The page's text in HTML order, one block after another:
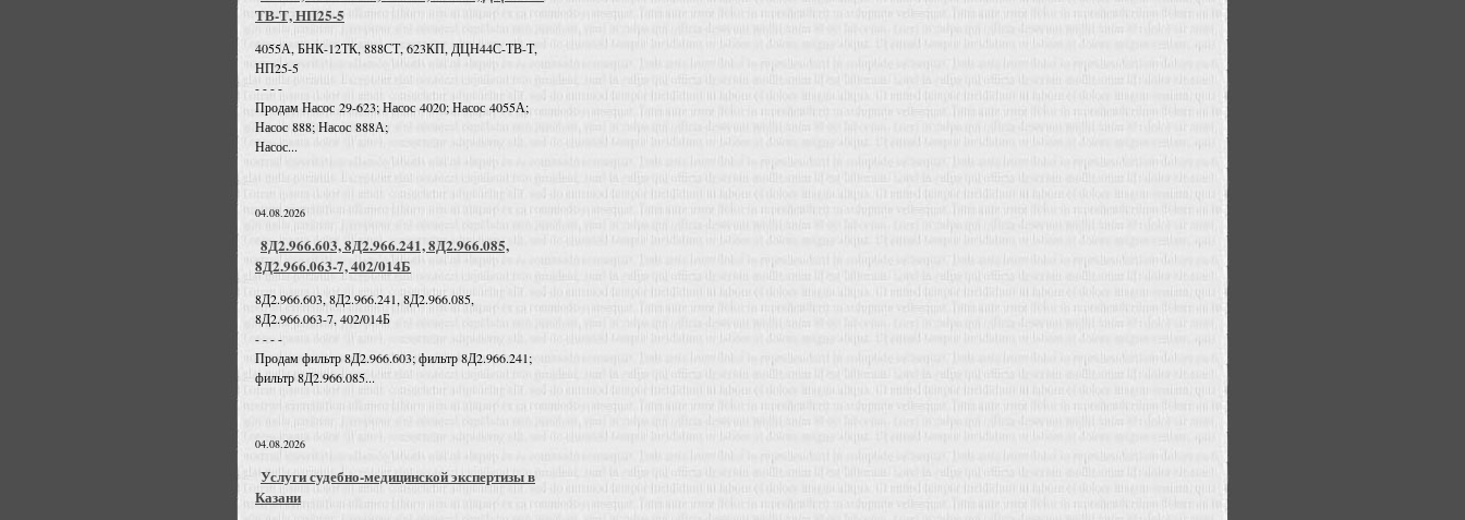
ТВ-Т, НП25-5
4055А, БНК-12ТК, 888СТ, 623КП, ДЦН44С-ТВ-Т,
НП25-5
- - - -
Продам Насос 29-623; Насос 4020; Насос 4055А;
Насос 888; Насос 888А;
Насос...
04.08.2026
8Д2.966.603, 8Д2.966.241, 8Д2.966.085,
8Д2.966.063-7, 402/014Б
8Д2.966.603, 8Д2.966.241, 8Д2.966.085,
8Д2.966.063-7, 402/014Б
- - - -
Продам фильтр 8Д2.966.603; фильтр 8Д2.966.241;
фильтр 8Д2.966.085...
04.08.2026
Услуги судебно-медицинской экспертизы в
Казани